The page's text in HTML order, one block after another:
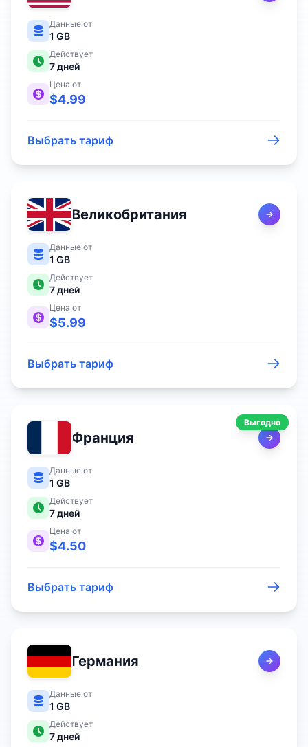
Данные от
1 GB
Действует
7дней
Цена от
$4.99
Выбрать тариф
Великобритания
Данные от
1 GB
Действует
7дней
Цена от
$5.99
Выбрать тариф
Выгодно
Франция
Данные от
1 GB
Действует
7дней
Цена от
$4.50
Выбрать тариф
Германия
Данные от
1 GB
Действует
7дней